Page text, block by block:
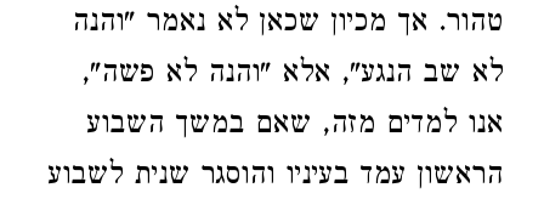
טהור. אך מכיון שכאן לא נאמר "והנה
לא שב הנגע", אלא "והנה לא פשה",
אנו למדים מזה, שאם במשך השבוע
הראשון עמד בעיניו והוסגר שנית לשבוע